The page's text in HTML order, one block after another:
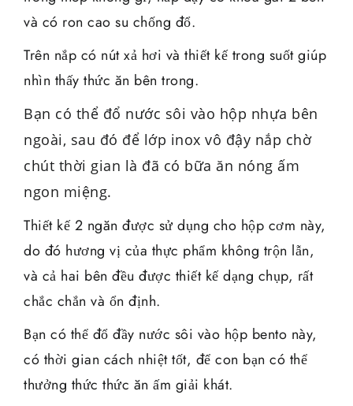
và có ron cao su chống đổ.
Trên nắp có nút xả hơi và thiết kế trong suốt giúp
nhìn thấy thức ăn bên trong.
Bạn có thể đổ nước sôi vào hộp nhựa bên
ngoài, sau đó để lớp inox vô đậy nắp chờ
chút thời gian là đã có bữa ăn nóng ấm
ngon miệng.
Thiết kế 2 ngăn được sử dụng cho hộp cơm này,
do đó hương vị của thực phẩm không trộn lẫn,
và cả hai bên đều được thiết kế dạng chụp, rất
chắc chắn và ổn định.
Bạn có thể đổ đầy nước sôi vào hộp bento này,
có thời gian cách nhiệt tốt, để con bạn có thể
thưởng thức thức ăn ấm giải khát.